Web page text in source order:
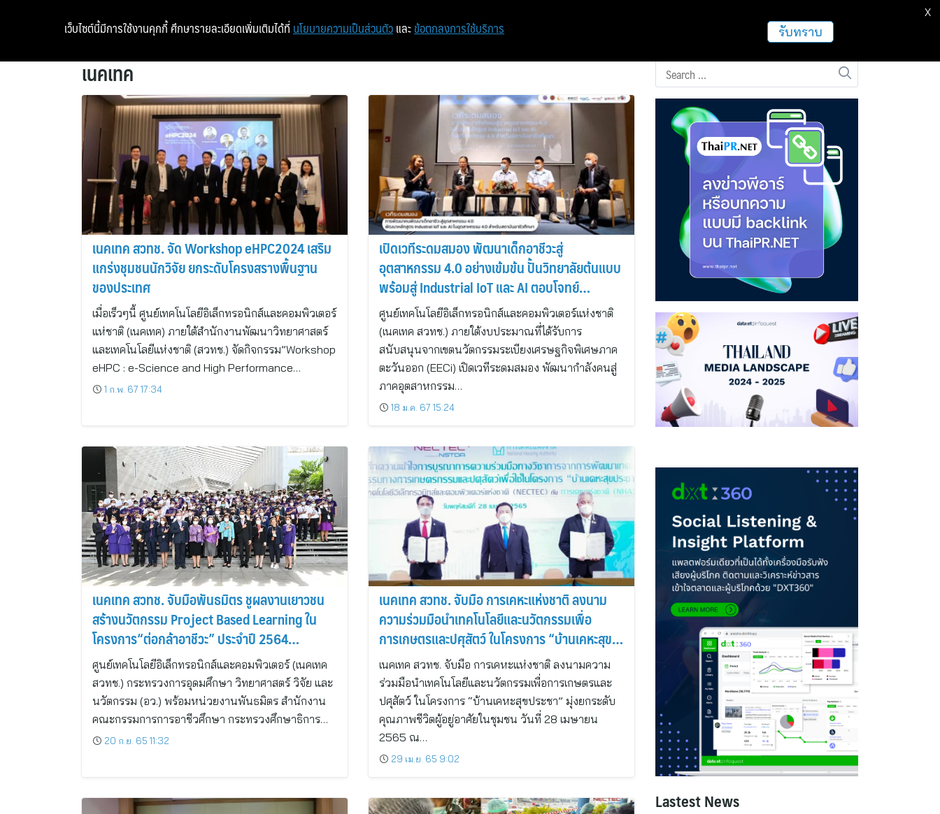
เนคเทค
เนคเทค สวทช. จัด Workshop eHPC2024 เสริม
แกร่งชุมชนนักวิจัย ยกระดับโครงสรางพื้นฐาน
ของประเทศ
เมื่อเร็วๆนี้ ศูนย์เทคโนโลยีอิเล็กทรอนิกส์และคอมพิวเตอร์
แห่ชาติ (เนคเทค) ภายใต้สำนักงานพัฒนาวิทยาศาสตร์
และเทคโนโลยีแห่งชาติ (สวทช.) จัดกิจกรรม”Workshop
eHPC : e-Science and High Performance…
1 ก.พ. 67 17:34
เปิดเวทีระดมสมอง พัฒนาเด็กอาชีวะสู่
อุตสาหกรรม 4.0 อย่างเข้มข้น ปั้นวิทยาลัยต้นแบบ
พร้อมสู่ Industrial IoT และ AI ตอบโจทย์
อุตสาหกรรมในพื้นที่ EEC
ศูนย์เทคโนโลยีอิเล็กทรอนิกส์และคอมพิวเตอร์แห่งชาติ
(เนคเทค สวทช.) ภายใต้งบประมาณที่ได้รับการ
สนับสนุนจากเขตนวัตกรรมระเบียงเศรษฐกิจพิเศษภาค
ตะวันออก (EECi) เปิดเวทีระดมสมอง พัฒนากำลังคนสู่
ภาคอุตสาหกรรม…
18 ม.ค. 67 15:24
เนคเทค สวทช. จับมือพันธมิตร ชูผลงานเยาวชน
สร้างนวัตกรรม Project Based Learning ใน
โครงการ“ต่อกล้าอาชีวะ” ประจำปี 2564
(Agritronics @ R-Cheewa)
ศูนย์เทคโนโลยีอิเล็กทรอนิกส์และคอมพิวเตอร์ (เนคเทค
สวทช.) กระทรวงการอุดมศึกษา วิทยาศาสตร์ วิจัย และ
นวัตกรรม (อว.) พร้อมหน่วยงานพันธมิตร สำนักงาน
คณะกรรมการการอาชีวศึกษา กระทรวงศึกษาธิการ…
20 ก.ย. 65 11:32
เนคเทค สวทช. จับมือ การเคหะแห่งชาติ ลงนาม
ความร่วมมือนำเทคโนโลยีและนวัตกรรมเพื่อ
การเกษตรและปศุสัตว์ ในโครงการ “บ้านเคหะสุข
ประชา”
เนคเทค สวทช. จับมือ การเคหะแห่งชาติ ลงนามความ
ร่วมมือนำเทคโนโลยีและนวัตกรรมเพื่อการเกษตรและ
ปศุสัตว์ ในโครงการ “บ้านเคหะสุขประชา” มุ่งยกระดับ
คุณภาพชีวิตผู้อยู่อาศัยในชุมชน วันที่ 28 เมษายน
2565 ณ…
29 เม.ย. 65 9:02
Lastest News
เว็บไซต์นี้มีการใช้งานคุกกี้ ศึกษารายละเอียดเพิ่มเติมได้ที่ นโยบายความเป็นส่วนตัว และ ข้อตกลงการใช้บริการ รับทราบ
X